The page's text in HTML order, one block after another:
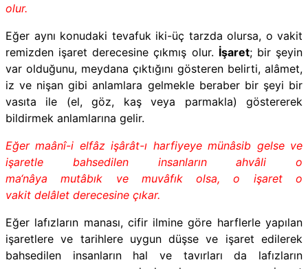
olur.
Eğer aynı konudaki tevafuk iki-üç tarzda olursa, o vakit
remizden işaret derecesine çıkmış olur. İşaret; bir şeyin
var olduğunu, meydana çıktığını gösteren belirti, alâmet,
iz ve nişan gibi anlamlara gelmekle beraber bir şeyi bir
vasıta ile (el, göz, kaş veya parmakla) göstererek
bildirmek anlamlarına gelir.
Eğer maânî-i elfâz işârât-ı harfiyeye münâsib gelse ve
işaretle bahsedilen insanların ahvâli o
ma‘nâya mutâbık ve muvâfık olsa, o işaret o
vakit delâlet derecesine çıkar.
Eğer lafızların manası, cifir ilmine göre harflerle yapılan
işaretlere ve tarihlere uygun düşse ve işaret edilerek
bahsedilen insanların hal ve tavırları da lafızların